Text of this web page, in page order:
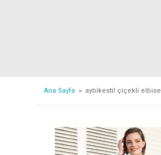
Ana Sayfa » aybikestil çiçekli elbise